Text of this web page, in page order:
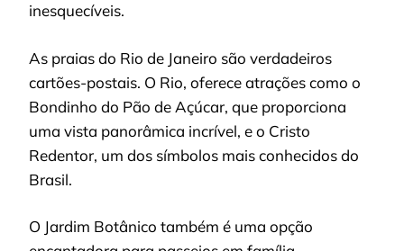
inesquecíveis.
As praias do Rio de Janeiro são verdadeiros
cartões-postais. O Rio, oferece atrações como o
Bondinho do Pão de Açúcar, que proporciona
uma vista panorâmica incrível, e o Cristo
Redentor, um dos símbolos mais conhecidos do
Brasil.
O Jardim Botânico também é uma opção